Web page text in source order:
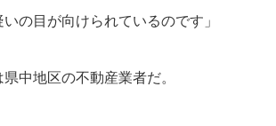
の目が向けられているのです」
中地区の不動産業者だ。